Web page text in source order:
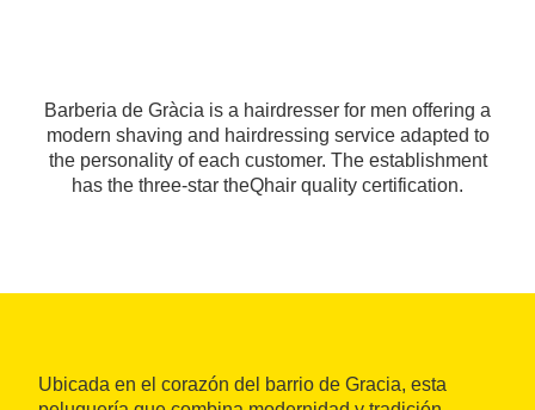
Barberia de Gràcia is a hairdresser for men offering a
modern shaving and hairdressing service adapted to
the personality of each customer. The establishment
has the three-star theQhair quality certification.
Ubicada en el corazón del barrio de Gracia, esta